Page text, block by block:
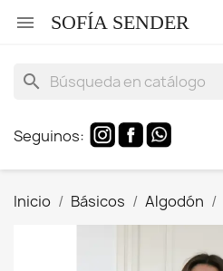
 SOFÍA SENDER
search
Seguinos:
Inicio Básicos Algodón